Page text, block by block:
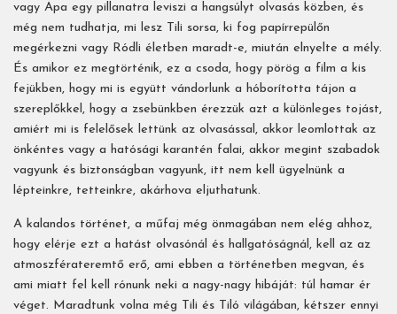
vagy Apa egy pillanatra leviszi a hangsúlyt olvasás közben, és
még nem tudhatja, mi lesz Tili sorsa, ki fog papírrepülőn
megérkezni vagy Ródli életben maradt-e, miután elnyelte a mély.
És amikor ez megtörténik, ez a csoda, hogy pörög a film a kis
fejükben, hogy mi is együtt vándorlunk a hóborította tájon a
szereplőkkel, hogy a zsebünkben érezzük azt a különleges tojást,
amiért mi is felelősek lettünk az olvasással, akkor leomlottak az
önkéntes vagy a hatósági karantén falai, akkor megint szabadok
vagyunk és biztonságban vagyunk, itt nem kell ügyelnünk a
lépteinkre, tetteinkre, akárhova eljuthatunk.
A kalandos történet, a műfaj még önmagában nem elég ahhoz,
hogy elérje ezt a hatást olvasónál és hallgatóságnál, kell az az
atmoszférateremtő erő, ami ebben a történetben megvan, és
ami miatt fel kell rónunk neki a nagy-nagy hibáját: túl hamar ér
véget. Maradtunk volna még Tili és Tiló világában, kétszer ennyi